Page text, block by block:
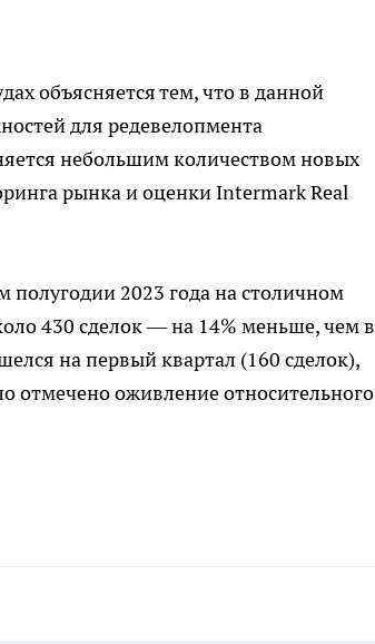
объясняется тем, что в данной
для редевелопмента
небольшим количеством новых
рынка и оценки Intermark Real
2023 года на столичном
430 сделок — на 14% меньше, чем в
на первый квартал (160 сделок),
отмечено оживление относительного